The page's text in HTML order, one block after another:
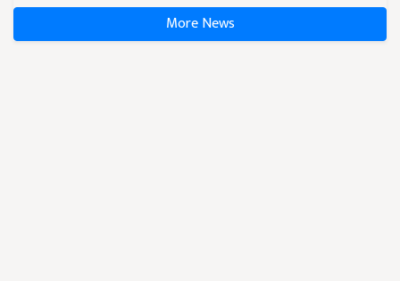
More News